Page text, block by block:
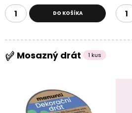
DO KOŠÍKA
Mosazný drát 1 kus